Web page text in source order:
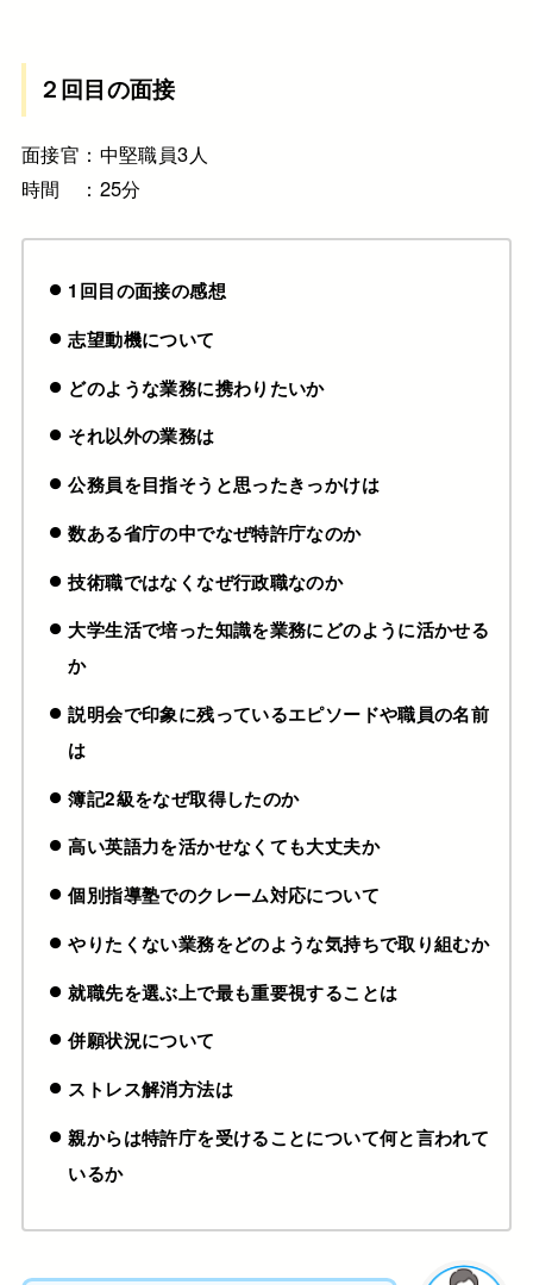
２回目の面接
面接官：中堅職員3人
時間 ：25分
1回目の面接の感想
志望動機について
どのような業務に携わりたいか
それ以外の業務は
公務員を目指そうと思ったきっかけは
数ある省庁の中でなぜ特許庁なのか
技術職ではなくなぜ行政職なのか
大学生活で培った知識を業務にどのように活かせる
か
説明会で印象に残っているエピソードや職員の名前
は
簿記2級をなぜ取得したのか
高い英語力を活かせなくても大丈夫か
個別指導塾でのクレーム対応について
やりたくない業務をどのような気持ちで取り組むか
就職先を選ぶ上で最も重要視することは
併願状況について
ストレス解消方法は
親からは特許庁を受けることについて何と言われて
いるか